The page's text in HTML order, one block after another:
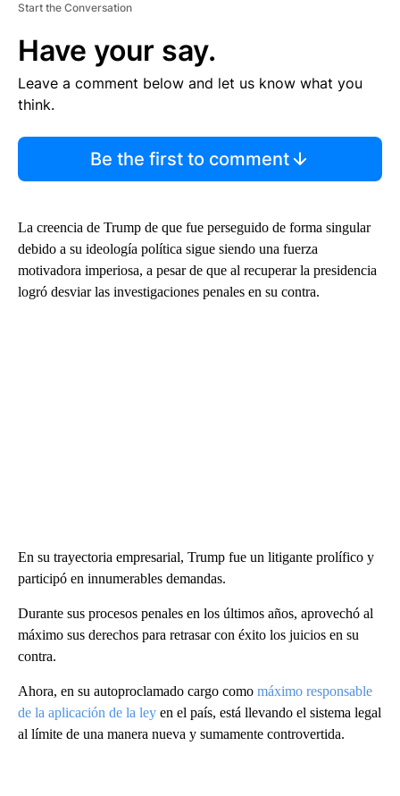
Start the Conversation
Have your say.
Leave a comment below and let us know what you
think.
Be the first to comment
La creencia de Trump de que fue perseguido de forma singular
debido a su ideología política sigue siendo una fuerza
motivadora imperiosa, a pesar de que al recuperar la presidencia
logró desviar las investigaciones penales en su contra.
En su trayectoria empresarial, Trump fue un litigante prolífico y
participó en innumerables demandas.
Durante sus procesos penales en los últimos años, aprovechó al
máximo sus derechos para retrasar con éxito los juicios en su
contra.
Ahora, en su autoproclamado cargo como máximo responsable
de la aplicación de la ley en el país, está llevando el sistema legal
al límite de una manera nueva y sumamente controvertida.